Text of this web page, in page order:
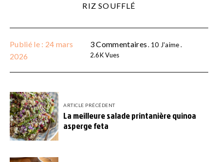
RIZ SOUFFLÉ
Publié le : 24 mars
2026
3 Commentaires 10 J'aime
2.6KVues
ARTICLE PRÉCÉDENT
La meilleure salade printanière quinoa
asperge feta